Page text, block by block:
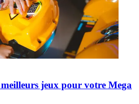
jeux pour votre Mega